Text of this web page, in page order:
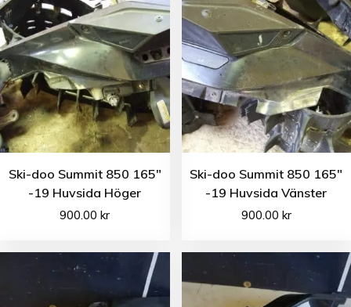
Ski-doo Summit 850 165″
-19 Huvsida Höger
900.00kr
Ski-doo Summit 850 165″
-19 Huvsida Vänster
900.00 kr